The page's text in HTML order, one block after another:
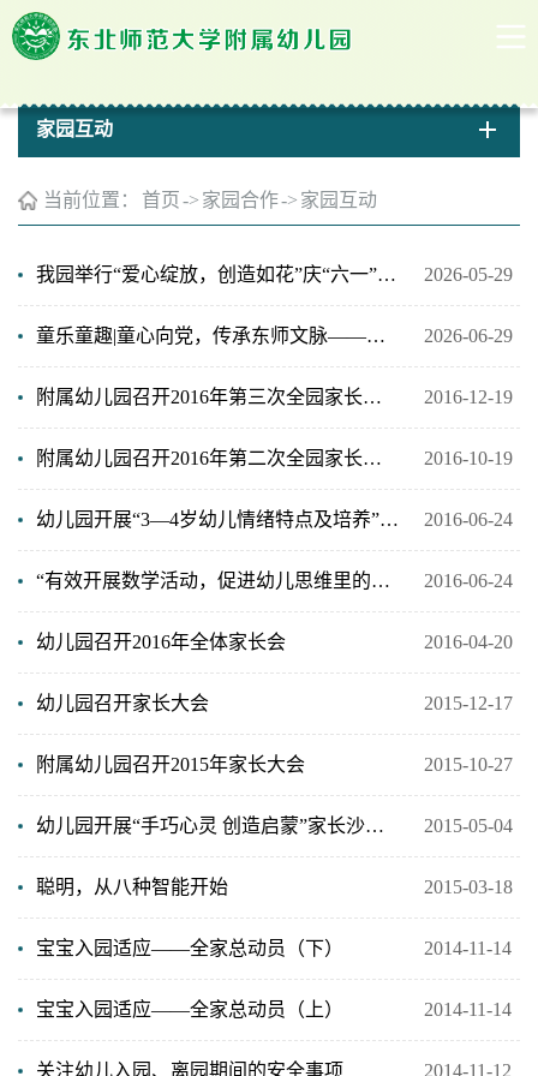
家园互动
当前位置： 首页 -> 家园合作-> 家园互动
2026-05-29
我园举行“爱心绽放，创造如花”庆“六一”文艺演出
2026-06-29
童乐童趣|童心向党，传承东师文脉——果果组开展校史寻访活动
2016-12-19
附属幼儿园召开2016年第三次全园家长大会
2016-10-19
附属幼儿园召开2016年第二次全园家长大会
2016-06-24
幼儿园开展“3—4岁幼儿情绪特点及培养”小班家长沙龙主题活动
2016-06-24
“有效开展数学活动，促进幼儿思维里的发展”家长沙龙主题活动
2016-04-20
幼儿园召开2016年全体家长会
2015-12-17
幼儿园召开家长大会
2015-10-27
附属幼儿园召开2015年家长大会
2015-05-04
幼儿园开展“手巧心灵 创造启蒙”家长沙龙活动
2015-03-18
聪明，从八种智能开始
2014-11-14
宝宝入园适应——全家总动员（下）
2014-11-14
宝宝入园适应——全家总动员（上）
2014-11-12
关注幼儿入园、离园期间的安全事项